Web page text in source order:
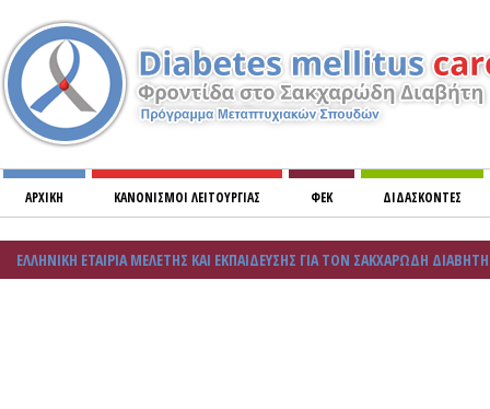
ΑΡΧΙΚΗ ΚΑΝΟΝΙΣΜOΙ ΛΕΙΤΟΥΡΓΙΑΣ ΦΕΚ ΔΙΔΑΣΚΟΝΤΕΣ
ΜΙΚΡΟΑΓΓΕΙΑΚΕΣ ΚΑΙ ΜΑΚΡΟΑΓΓΓΕΙΑΚΕΣ ΕΠΙΠΛΟΚΕΣ ΤΟΥ ΣΑΚΧΑΡΩΔΗ ΔΙΑΒΗΤΗ
ΕΛΛΗΝΙΚΗ ΕΤΑΙΡΙΑ ΜΕΛΕΤΗΣ ΚΑΙ ΕΚΠΑΙΔΕΥΣΗΣ ΓΙΑ ΤΟΝ ΣΑΚΧΑΡΩΔΗ